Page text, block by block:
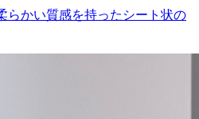
らかい質感を持ったシート状の